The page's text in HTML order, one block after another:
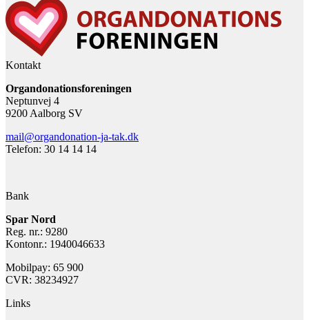
Kontakt
Organdonationsforeningen
Neptunvej 4
9200 Aalborg SV
mail@organdonation-ja-tak.dk
Telefon: 30 14 14 14
Bank
Spar Nord
Reg. nr.: 9280
Kontonr.: 1940046633
Mobilpay: 65 900
CVR: 38234927
Links